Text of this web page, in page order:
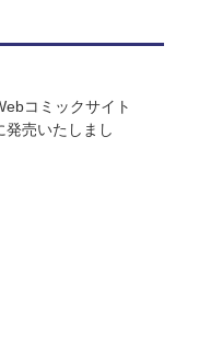
コミックサイト
発売いたしまし